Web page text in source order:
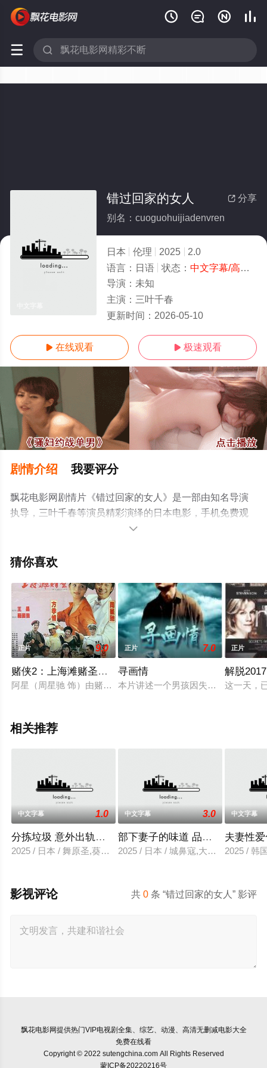
   
 
 分享
错过回家的女人
别名：cuoguohuijiadenvren
日本 伦理 2025
2.0
语言： 日语 状态： 中文字幕/高清
导演： 未知
主演： 三叶千春
更新时间： 2026-05-10
 在线观看  极速观看
剧情介绍 我要评分
飘花电影网剧情片《错过回家的女人》是一部由知名导演
执导，三叶千春等演员精彩演绎的日本电影，手机免费观
看高清未删减完整版电影大全就上飘花影院，更多相关信

猜你喜欢
正片 9.0
赌侠2：上海滩赌圣（国语版）
阿星（周星驰 饰）由赌神处学成归来，恰逢不甘心失败的大军
正片 7.0
寻画情
本片讲述一个男孩因失去父亲，男孩
正片
解脱2017
这一天，
相关推荐
中文字幕 1.0
分拣垃圾 意外出轨性爱
2025 / 日本 / 舞原圣,葵悠太
中文字幕 3.0
部下妻子的味道 品尝的上司
2025 / 日本 / 城鼻寇,大泽透,中山健二
中文字幕
夫妻性
2025 / 韩
共0 条 “错过回家的女人” 影评
影视评论
飘花电影网提供热门VIP电视剧全集、综艺、动漫、高清无删减电影大全
免费在线看
Copyright © 2022 sutengchina.com All Rights Reserved
蒙ICP备20220216号